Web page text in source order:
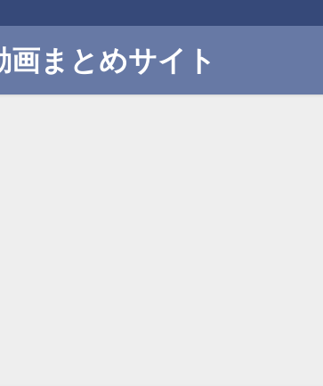
まとめサイト